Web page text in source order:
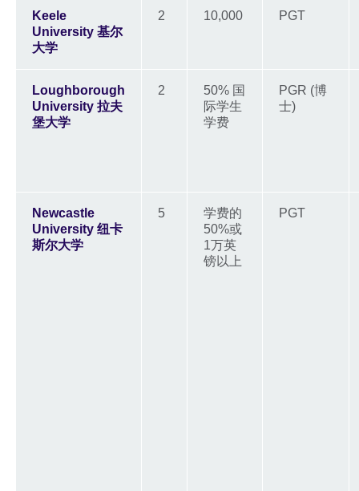
Keele
University 基尔
大学
2 10,000 PGT
Loughborough
University 拉夫
堡大学
2
50% 国
际学生
学费
PGR (博
士)
Newcastle
University 纽卡
斯尔大学
5
学费的
50%或
1万英
镑以上
PGT